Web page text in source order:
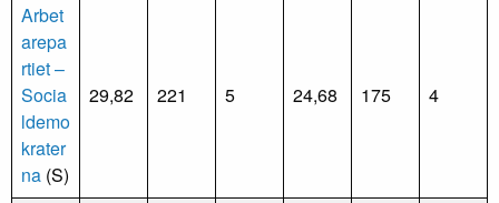
Arbet
arepa
rtiet –
Socia
ldemo
krater
na (S)
29,82 221 5 24,68 175 4